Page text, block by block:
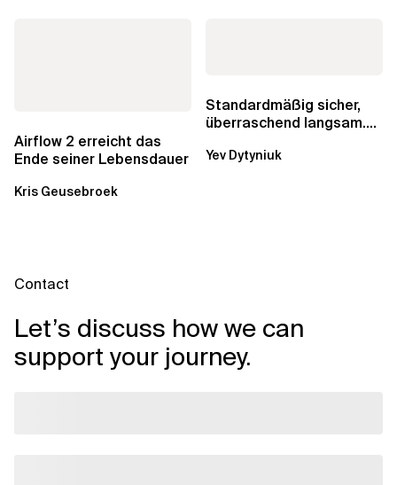
Airflow 2 erreicht das
Ende seiner Lebensdauer
Kris Geusebroek
Standardmäßig sicher,
überraschend langsam.
über die RDS...
Yev Dytyniuk
Contact
Let’s discuss how we can
support your journey.